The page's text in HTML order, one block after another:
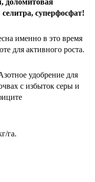
суперфосфат!
именно в это время
для активного роста.
удобрение для
с избыток серы и
га.